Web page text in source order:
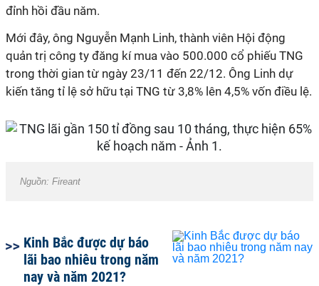
đỉnh hồi đầu năm.
Mới đây, ông Nguyễn Mạnh Linh, thành viên Hội động
quản trị công ty đăng kí mua vào 500.000 cổ phiếu TNG
trong thời gian từ ngày 23/11 đến 22/12. Ông Linh dự
kiến tăng tỉ lệ sở hữu tại TNG từ 3,8% lên 4,5% vốn điều lệ.
Nguồn: Fireant
Kinh Bắc được dự báo
lãi bao nhiêu trong năm
nay và năm 2021?